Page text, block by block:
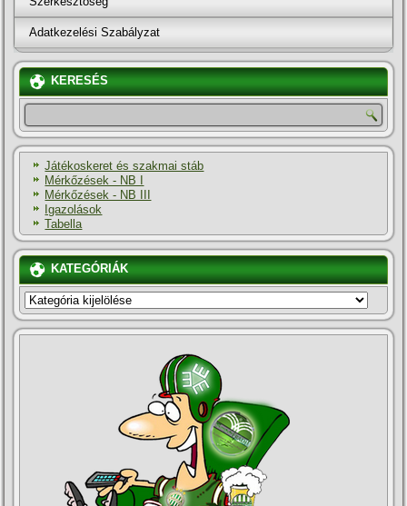
Adatkezelési Szabályzat
KERESÉS
Játékoskeret és szakmai stáb
Mérkőzések - NB I
Mérkőzések - NB III
Igazolások
Tabella
KATEGÓRIÁK
KATEGÓRIÁK